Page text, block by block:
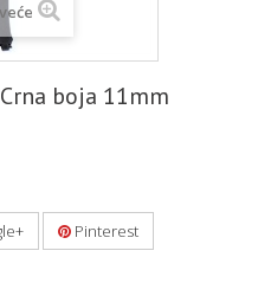
boja 11mm
Pinterest